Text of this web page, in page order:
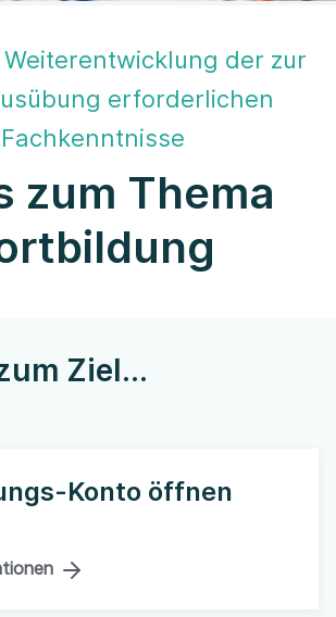
der zur
erforderlichen
Fachkenntnisse
zum Thema
Ziel...
Konto öffnen